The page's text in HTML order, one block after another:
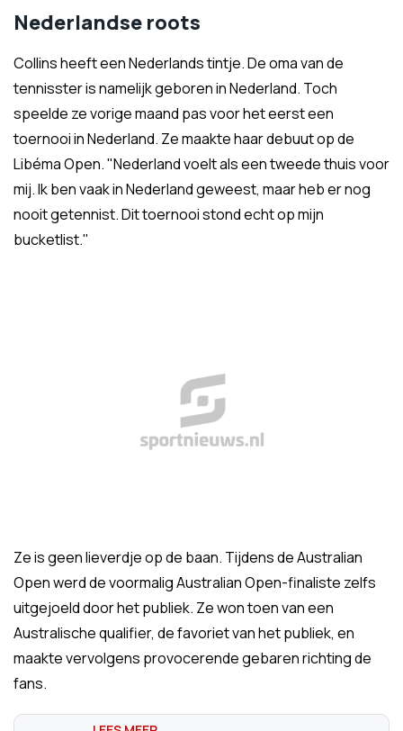
Nederlandse roots
Collins heeft een Nederlands tintje. De oma van de
tennisster is namelijk geboren in Nederland. Toch
speelde ze vorige maand pas voor het eerst een
toernooi in Nederland. Ze maakte haar debuut op de
Libéma Open. "Nederland voelt als een tweede thuis voor
mij. Ik ben vaak in Nederland geweest, maar heb er nog
nooit getennist. Dit toernooi stond echt op mijn
bucketlist."
Ze is geen lieverdje op de baan. Tijdens de Australian
Open werd de voormalig Australian Open-finaliste zelfs
uitgejoeld door het publiek. Ze won toen van een
Australische qualifier, de favoriet van het publiek, en
maakte vervolgens provocerende gebaren richting de
fans.